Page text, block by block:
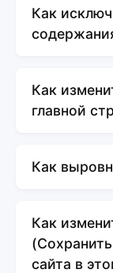
Как
Как
главной
Как
Как
сайта в